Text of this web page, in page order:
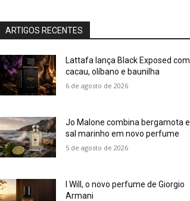
ARTIGOS RECENTES
Lattafa lança Black Exposed com
cacau, olíbano e baunilha
6 de agosto de 2026
Jo Malone combina bergamota e
sal marinho em novo perfume
5 de agosto de 2026
I Will, o novo perfume de Giorgio
Armani